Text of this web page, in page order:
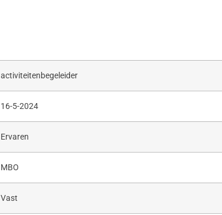
activiteitenbegeleider
16-5-2024
Ervaren
MBO
Vast